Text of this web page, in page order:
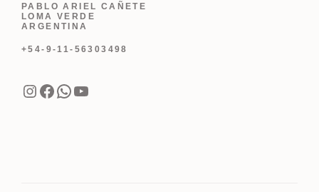
PABLO ARIEL CAÑETE
LOMA VERDE
ARGENTINA
+54-9-11-56303498
Instagram
Facebook
WhatsApp
YouTube